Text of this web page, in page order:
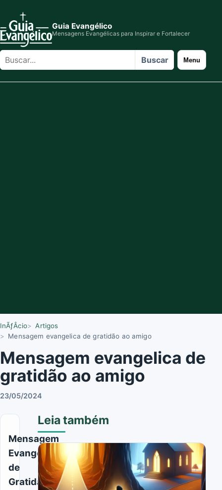
Guia Evangélico
Mensagens Evangélicas para Inspirar e Fortalecer
Buscar
no
site
Buscar Menu
InÃƒÂ­cio
Artigos
Mensagem evangelica de gratidão ao amigo
Mensagem evangelica de
gratidão ao amigo
23/05/2024
Mensagem
Evangélica
de
Gratidão
Leia também